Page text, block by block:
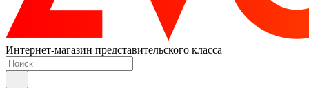
Интернет-магазин представительского класса